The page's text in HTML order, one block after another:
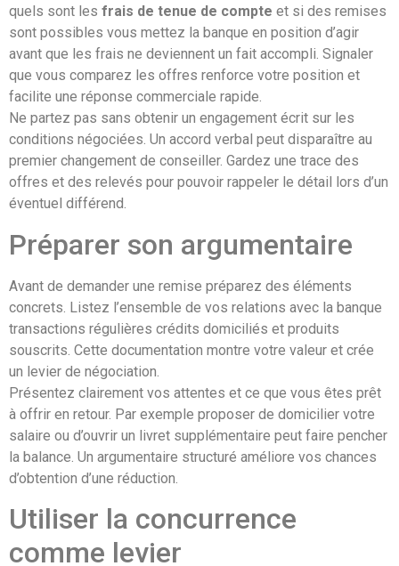
quels sont les frais de tenue de compte et si des remises
sont possibles vous mettez la banque en position d’agir
avant que les frais ne deviennent un fait accompli. Signaler
que vous comparez les offres renforce votre position et
facilite une réponse commerciale rapide.
Ne partez pas sans obtenir un engagement écrit sur les
conditions négociées. Un accord verbal peut disparaître au
premier changement de conseiller. Gardez une trace des
offres et des relevés pour pouvoir rappeler le détail lors d’un
éventuel différend.
Préparer son argumentaire
Avant de demander une remise préparez des éléments
concrets. Listez l’ensemble de vos relations avec la banque
transactions régulières crédits domiciliés et produits
souscrits. Cette documentation montre votre valeur et crée
un levier de négociation.
Présentez clairement vos attentes et ce que vous êtes prêt
à offrir en retour. Par exemple proposer de domicilier votre
salaire ou d’ouvrir un livret supplémentaire peut faire pencher
la balance. Un argumentaire structuré améliore vos chances
d’obtention d’une réduction.
Utiliser la concurrence
comme levier